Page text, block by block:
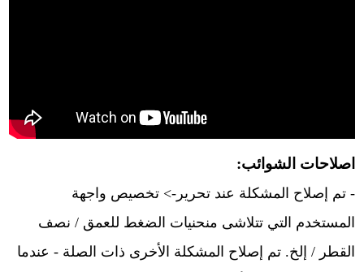
اصلاحات الشوائب:
- تم إصلاح المشكلة عند تحرير-> تخصيص واجهة
المستخدم التي تتلاشى منحنيات الضغط للعمق / نصف
القطر / إلخ. تم إصلاح المشكلة الأخرى ذات الصلة - عندما